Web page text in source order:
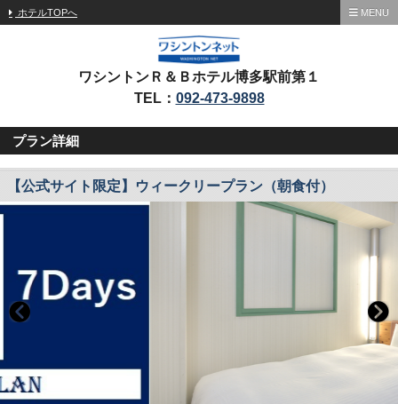
ホテルTOPへ MENU
ワシントンＲ＆Ｂホテル博多駅前第１
TEL： 092-473-9898
プラン詳細
【公式サイト限定】ウィークリープラン（朝食付）